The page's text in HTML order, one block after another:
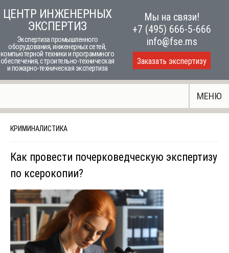
to
content
ЦЕНТР ИНЖЕНЕРНЫХ
ЭКСПЕРТИЗ
Экспертиза промышленного
оборудования, инженерных сетей,
компьютерной техники и программного
обеспечения, строительно-техническая
и пожарно-техническая экспертиза
Мы на связи!
+7 (495) 666-5-666
info@fse.ms
Заказать экспертизу
МЕНЮ
КРИМИНАЛИСТИКА
Как провести почерковедческую экспертизу
по ксерокопии?